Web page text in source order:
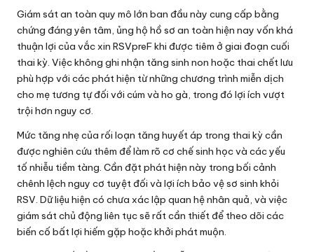
Giám sát an toàn quy mô lớn ban đầu này cung cấp bằng
chứng đáng yên tâm, ủng hộ hồ sơ an toàn hiện nay vốn khá
thuận lợi của vắc xin RSVpreF khi được tiêm ở giai đoạn cuối
thai kỳ. Việc không ghi nhận tăng sinh non hoặc thai chết lưu
phù hợp với các phát hiện từ những chương trình miễn dịch
cho mẹ tương tự đối với cúm và ho gà, trong đó lợi ích vượt
trội hơn nguy cơ.
Mức tăng nhẹ của rối loạn tăng huyết áp trong thai kỳ cần
được nghiên cứu thêm để làm rõ cơ chế sinh học và các yếu
tố nhiễu tiềm tàng. Cần đặt phát hiện này trong bối cảnh
chênh lệch nguy cơ tuyệt đối và lợi ích bảo vệ sơ sinh khỏi
RSV. Dữ liệu hiện có chưa xác lập quan hệ nhân quả, và việc
giám sát chủ động liên tục sẽ rất cần thiết để theo dõi các
biến cố bất lợi hiếm gặp hoặc khởi phát muộn.